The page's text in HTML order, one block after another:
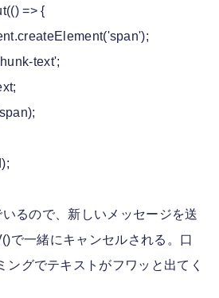
=> {
text';
るので、新しいメッセージを送
で一緒にキャンセルされる。口
ングでテキストがフワッと出てく